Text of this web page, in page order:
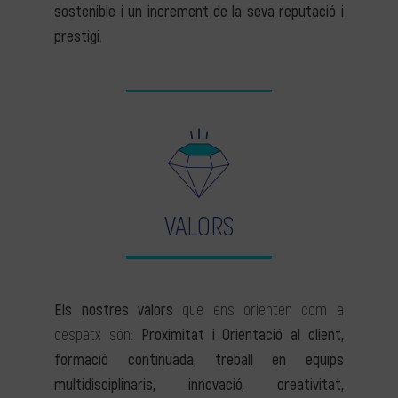
sostenible i un increment de la seva reputació i
prestigi.
VALORS
Els nostres valors que ens orienten com a
despatx són: Proximitat i Orientació al client,
formació continuada, treball en equips
multidisciplinaris, innovació, creativitat,